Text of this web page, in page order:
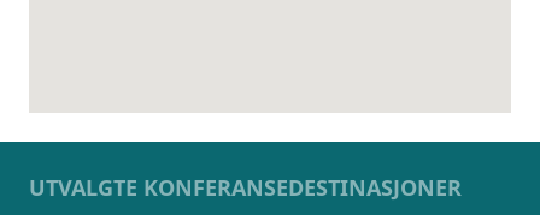
UTVALGTE KONFERANSEDESTINASJONER